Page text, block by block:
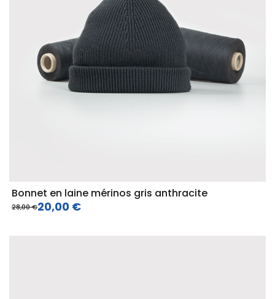
Bonnet en laine mérinos gris anthracite
28,00 €20,00 €